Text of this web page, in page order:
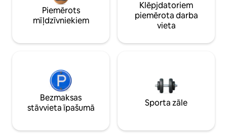
Piemērots
mīļdzīvniekiem
Klēpjdatoriem
piemērota darba
vieta
Bezmaksas
stāvvieta īpašumā
Sporta zāle